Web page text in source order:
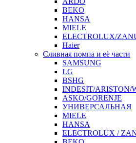
BEKO
HANSA
MIELE
ELECTROLUX/
Haier
Сливная помпа и её части
SAMSUNG
LG
BSHG
INDESIT/ARISTON/
ASKO/GORENJE
УНИВЕРСАЛЬНАЯ
MIELE
HANSA
ELECTROLUX /